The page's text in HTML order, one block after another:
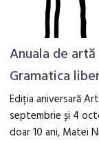
Anuala de
Gramatica
Ediția aniversară
septembrie și 4
doar 10 ani, Matei